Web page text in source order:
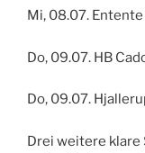
Mi, 08.07. Entente
Do, 09.07. HB
Do, 09.07.
Drei weitere klare